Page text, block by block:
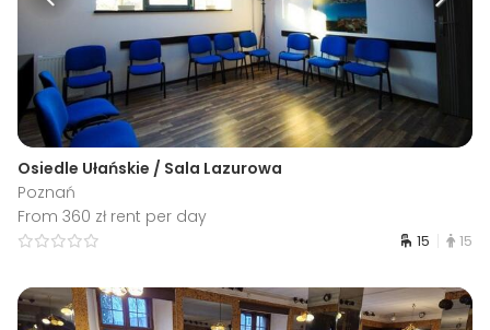
Osiedle Ułańskie / Sala Lazurowa
Poznań
From 360 zł rent per day
15 15